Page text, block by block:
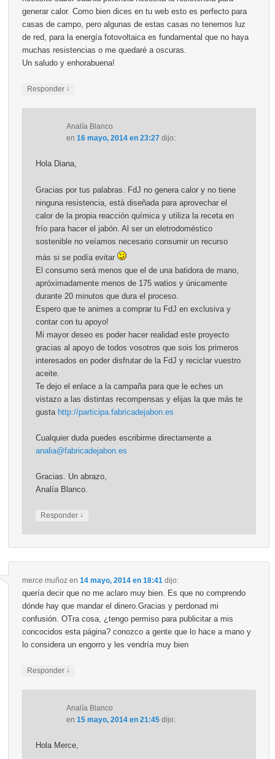
generar calor. Como bien dices en tu web esto es perfecto para
casas de campo, pero algunas de estas casas no tenemos luz
de red, para la energía fotovoltaica es fundamental que no haya
muchas resistencias o me quedaré a oscuras.
Un saludo y enhorabuena!
Responder ↓
Analía Blanco
en 16 mayo, 2014 en 23:27 dijo:
Hola Diana,
Gracias por tus palabras. FdJ no genera calor y no tiene
ninguna resistencia, está diseñada para aprovechar el
calor de la propia reacción química y utiliza la receta en
frío para hacer el jabón. Al ser un eletrodoméstico
sostenible no veíamos necesario consumir un recurso
más si se podía evitar
El consumo será menos que el de una batidora de mano,
apróximadamente menos de 175 watios y únicamente
durante 20 minutos que dura el proceso.
Espero que te animes a comprar tu FdJ en exclusiva y
contar con tu apoyo!
Mi mayor deseo es poder hacer realidad este proyecto
gracias al apoyo de todos vosotros que sois los primeros
interesados en poder disfrutar de la FdJ y reciclar vuestro
aceite.
Te dejo el enlace a la campaña para que le eches un
vistazo a las distintas recompensas y elijas la que más te
gusta http://participa.fabricadejabon.es
Cualquier duda puedes escribirme directamente a
analia@fabricadejabon.es
Gracias. Un abrazo,
Analía Blanco.
Responder ↓
merce muñozen 14 mayo, 2014 en 18:41 dijo:
quería decir que no me aclaro muy bien. Es que no comprendo
dónde hay que mandar el dinero.Gracias y perdonad mi
confusión. OTra cosa, ¿tengo permiso para publicitar a mis
concocidos esta página? conozco a gente que lo hace a mano y
lo considera un engorro y les vendría muy bien
Responder ↓
Analía Blanco
en 15 mayo, 2014 en 21:45 dijo:
Hola Merce,